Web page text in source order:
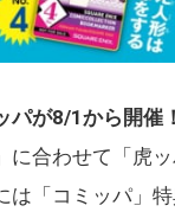
パが8/1から開催！
に合わせて「虎
「コミッパ」特